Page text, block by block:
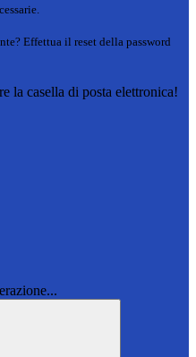
Effettua il reset della password
la casella di posta elettronica!